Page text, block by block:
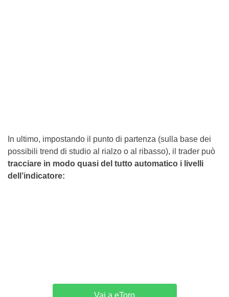
In ultimo, impostando il punto di partenza (sulla base dei
possibili trend di studio al rialzo o al ribasso), il trader può
tracciare in modo quasi del tutto automatico i livelli
dell’indicatore:
Vai a eToro